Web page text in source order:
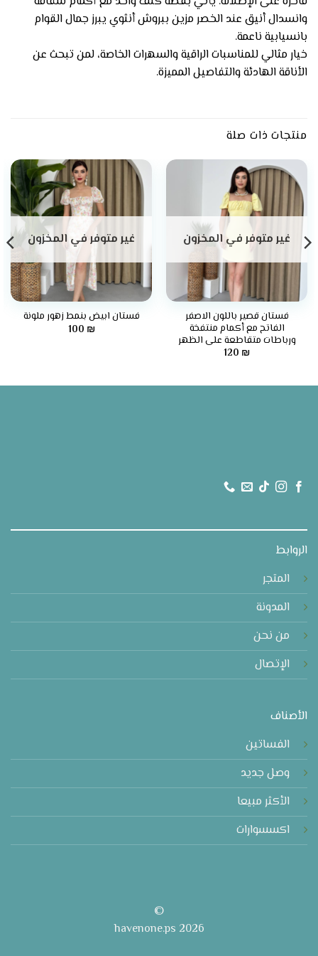
وانسدال أنيق عند الخصر مزين ببروش أنثوي يبرز جمال القوام
بانسيابية ناعمة.
خيار مثالي للمناسبات الراقية والسهرات الخاصة، لمن تبحث عن
الأناقة الهادئة والتفاصيل المميزة.
منتجات ذات صلة
غير متوفر في المخزون
فستان قصير باللون الاصفر
الفاتح مع أكمام منتفخة
ورباطات متقاطعة على الظهر
120 ₪
غير متوفر في المخزون
فستان ابيض بنمط زهور ملونة
100 ₪
الروابط
المتجر
المدونة
من نحن
الإتصال
الأصناف
الفساتين
وصل جديد
الأكثر مبيعا
اكسسوارات
©
2026 havenone.ps